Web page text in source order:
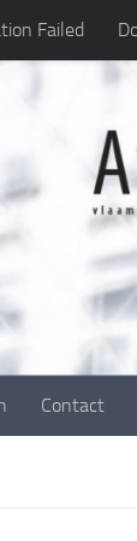
Failed
Contact